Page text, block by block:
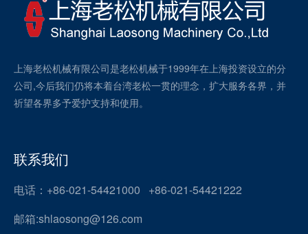
上海老松机械有限公司是老松机械于1999年在上海投资设立的分
公司,今后我们仍将本着台湾老松一贯的理念，扩大服务各界，并
祈望各界多予爱护支持和使用。
联系我们
电话：+86-021-54421000 +86-021-54421222
邮箱:shlaosong@126.com